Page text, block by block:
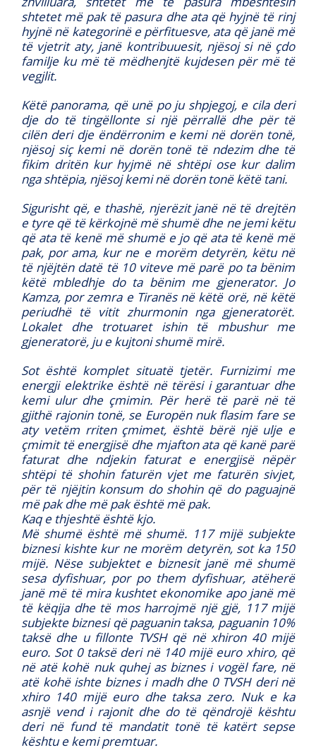
shtetet më pak të pasura dhe ata që hyjnë të rinj
hyjnë në kategorinë e përfituesve, ata që janë më
të vjetrit aty, janë kontribuuesit, njësoj si në çdo
familje ku më të mëdhenjtë kujdesen për më të
vegjlit.
Këtë panorama, që unë po ju shpjegoj, e cila deri
dje do të tingëllonte si një përrallë dhe për të
cilën deri dje ëndërronim e kemi në dorën tonë,
njësoj siç kemi në dorën tonë të ndezim dhe të
fikim dritën kur hyjmë në shtëpi ose kur dalim
nga shtëpia, njësoj kemi në dorën tonë këtë tani.
Sigurisht që, e thashë, njerëzit janë në të drejtën
e tyre që të kërkojnë më shumë dhe ne jemi këtu
që ata të kenë më shumë e jo që ata të kenë më
pak, por ama, kur ne e morëm detyrën, këtu në
të njëjtën datë të 10 viteve më parë po ta bënim
këtë mbledhje do ta bënim me gjenerator. Jo
Kamza, por zemra e Tiranës në këtë orë, në këtë
periudhë të vitit zhurmonin nga gjeneratorët.
Lokalet dhe trotuaret ishin të mbushur me
gjeneratorë, ju e kujtoni shumë mirë.
Sot është komplet situatë tjetër. Furnizimi me
energji elektrike është në tërësi i garantuar dhe
kemi ulur dhe çmimin. Për herë të parë në të
gjithë rajonin tonë, se Europën nuk flasim fare se
aty vetëm rriten çmimet, është bërë një ulje e
çmimit të energjisë dhe mjafton ata që kanë parë
faturat dhe ndjekin faturat e energjisë nëpër
shtëpi të shohin faturën vjet me faturën sivjet,
për të njëjtin konsum do shohin që do paguajnë
më pak dhe më pak është më pak.
Kaq e thjeshtë është kjo.
Më shumë është më shumë. 117 mijë subjekte
biznesi kishte kur ne morëm detyrën, sot ka 150
mijë. Nëse subjektet e biznesit janë më shumë
sesa dyfishuar, por po them dyfishuar, atëherë
janë më të mira kushtet ekonomike apo janë më
të këqija dhe të mos harrojmë një gjë, 117 mijë
subjekte biznesi që paguanin taksa, paguanin 10%
taksë dhe u fillonte TVSH që në xhiron 40 mijë
euro. Sot 0 taksë deri në 140 mijë euro xhiro, që
në atë kohë nuk quhej as biznes i vogël fare, në
atë kohë ishte biznes i madh dhe 0 TVSH deri në
xhiro 140 mijë euro dhe taksa zero. Nuk e ka
asnjë vend i rajonit dhe do të qëndrojë kështu
deri në fund të mandatit tonë të katërt sepse
kështu e kemi premtuar.